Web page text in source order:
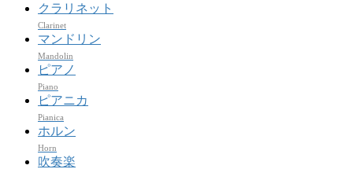
クラリネット
Clarinet
マンドリン
Mandolin
ピアノ
Piano
ピアニカ
Pianica
ホルン
Horn
吹奏楽